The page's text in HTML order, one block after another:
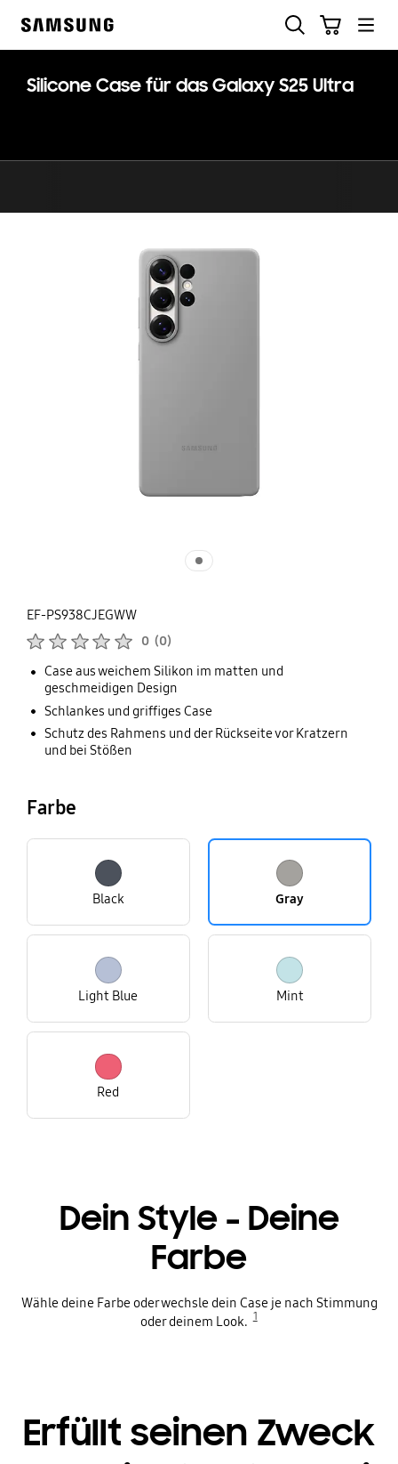
Silicone Case für das Galaxy S25 Ultra
EF-PS938CJEGWW
0 (0)
Case aus weichem Silikon im matten und
geschmeidigen Design
Schlankes und griffiges Case
Schutz des Rahmens und der Rückseite vor Kratzern
und bei Stößen
Farbe
Black Gray
Light Blue Mint
Red
Dein Style - Deine
Farbe
Wähle deine Farbe oder wechsle dein Case je nach Stimmung
oder deinem Look. 1
Erfüllt seinen Zweck